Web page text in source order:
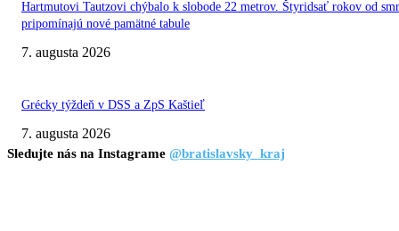
Hartmutovi Tautzovi chýbalo k slobode 22 metrov. Štyridsať rokov od
pripomínajú nové pamätné tabule
7. augusta 2026
Grécky týždeň v DSS a ZpS Kaštieľ
7. augusta 2026
Sledujte nás na Instagrame @bratislavsky_kraj